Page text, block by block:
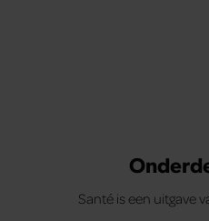
Santé is een uitgave